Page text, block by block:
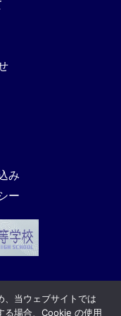
み
ー
、当ウェブサイトでは
る場合、Cookie の使用